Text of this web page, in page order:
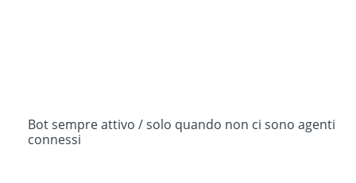
Bot sempre attivo / solo quando non ci sono agenti
connessi